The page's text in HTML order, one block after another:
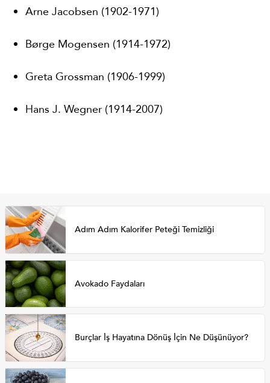
Arne Jacobsen (1902-1971)
Børge Mogensen (1914-1972)
Greta Grossman (1906-1999)
Hans J. Wegner (1914-2007)
Adım Adım Kalorifer Peteği Temizliği
Avokado Faydaları
Burçlar İş Hayatına Dönüş İçin Ne Düşünüyor?